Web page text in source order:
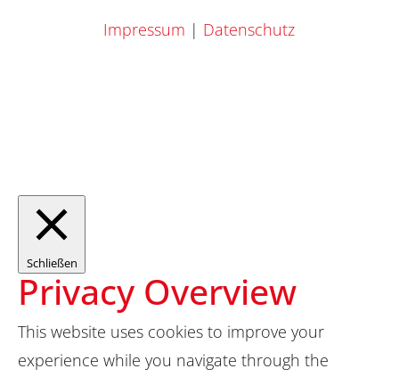
Impressum | Datenschutz
Schließen
Privacy Overview
This website uses cookies to improve your
experience while you navigate through the